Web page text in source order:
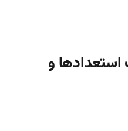
استعدادها و